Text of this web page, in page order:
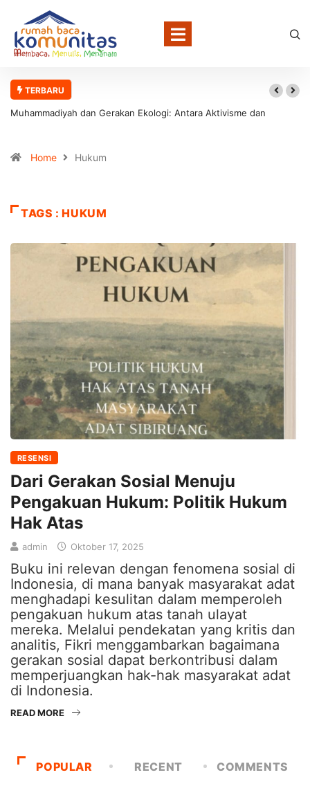
TERBARU
Muhammadiyah dan Gerakan Ekologi: Antara Aktivisme dan
Home Hukum
TAGS : HUKUM
RESENSI
Dari Gerakan Sosial Menuju
Pengakuan Hukum: Politik Hukum
Hak Atas
admin Oktober 17, 2025
Buku ini relevan dengan fenomena sosial di
Indonesia, di mana banyak masyarakat adat
menghadapi kesulitan dalam memperoleh
pengakuan hukum atas tanah ulayat
mereka. Melalui pendekatan yang kritis dan
analitis, Fikri menggambarkan bagaimana
gerakan sosial dapat berkontribusi dalam
memperjuangkan hak-hak masyarakat adat
di Indonesia.
READ MORE
POPULAR RECENT COMMENTS